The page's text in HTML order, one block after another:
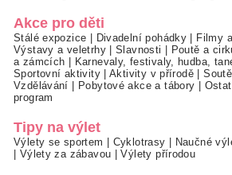
Akce pro děti
Stálé expozice Divadelní pohádky Filmy
Výstavy a veletrhy|Slavnosti Poutě a
a zámcích
Karnevaly, festivaly, hudba,
Sportovní aktivity|Aktivity v přírodě |
Vzdělávání
Pobytové akce a tábory
program
Tipy na výlet
Výlety se sportem Cyklotrasy Naučné
Výlety za zábavou |Výlety přírodou